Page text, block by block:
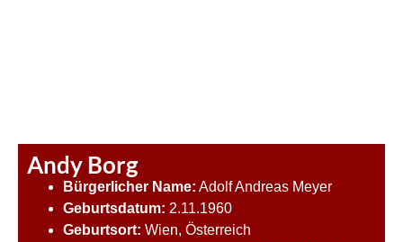
Andy Borg
Bürgerlicher Name: Adolf Andreas Meyer
Geburtsdatum: 2.11.1960
Geburtsort: Wien, Österreich